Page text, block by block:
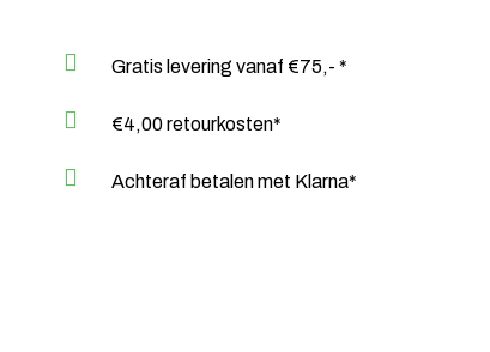
Gratis levering vanaf €75,- *
€4,00 retourkosten*
Achteraf betalen met Klarna*